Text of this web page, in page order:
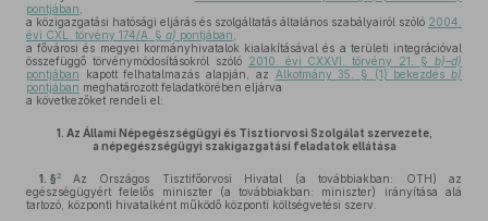
pontjában
a közigazgatási hatósági eljárás és szolgáltatás általános szabályairól szóló 2004.
évi CXL. törvény 174/A. § a) pontjában
a fővárosi és megyei kormányhivatalok kialakításával és a területi integrációval
összefüggő törvénymódosításokról szóló 2010. évi CXXVI. törvény 21. §b)–d)
pontjában kapott felhatalmazás alapján, az Alkotmány 35. § (1) bekezdés b)
pontjában meghatározott feladatkörében eljárva
a következőket rendeli el:
1. Az Állami Népegészségügyi és Tisztiorvosi Szolgálat szervezete,
a népegészségügyi szakigazgatási feladatok ellátása
1. §2
Az Országos Tisztifőorvosi Hivatal (a továbbiakban: OTH) az
egészségügyért felelős miniszter (a továbbiakban: miniszter) irányítása alá
tartozó, központi hivatalként működő központi költségvetési szerv.